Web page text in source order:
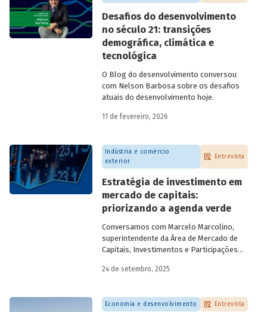
Desafios do desenvolvimento
no século 21: transições
demográfica, climática e
tecnológica
O Blog do desenvolvimento conversou
com Nelson Barbosa sobre os desafios
atuais do desenvolvimento hoje.
11 de fevereiro, 2026
Indústria e comércio
exterior
Entrevista
Estratégia de investimento em
mercado de capitais:
priorizando a agenda verde
Conversamos com Marcelo Marcolino,
superintendente da Área de Mercado de
Capitais, Investimentos e Participações
novas empresas investidas pela
Finanças e Gente e Gestão da Santa Clara
Agrociência Industrial, e Eduardo Couto,
24 de setembro, 2025
Economia e desenvolvimento Entrevista